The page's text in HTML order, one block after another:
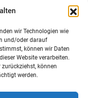
wir Technologien wie
und/oder darauf
können wir Daten
Website verarbeiten.
können
werden.